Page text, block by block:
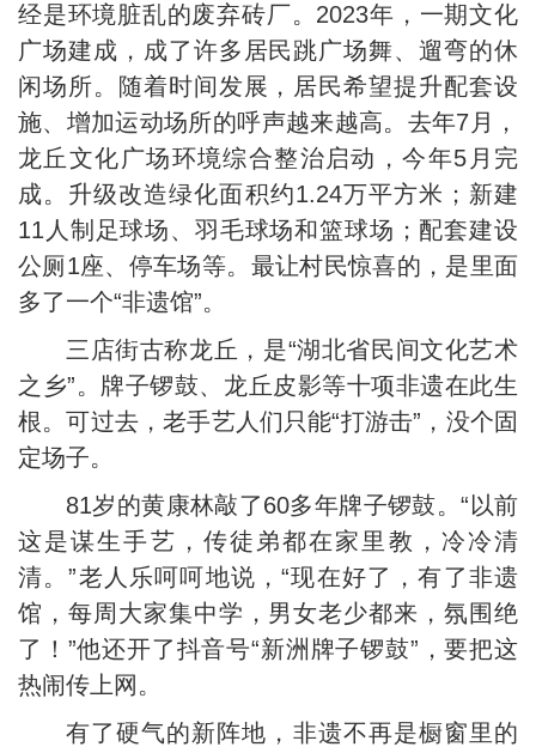
经是环境脏乱的废弃砖厂。2023年，一期文化
广场建成，成了许多居民跳广场舞、遛弯的休
闲场所。随着时间发展，居民希望提升配套设
施、增加运动场所的呼声越来越高。去年7月，
龙丘文化广场环境综合整治启动，今年5月完
成。升级改造绿化面积约1.24万平方米；新建
11人制足球场、羽毛球场和篮球场；配套建设
公厕1座、停车场等。最让村民惊喜的，是里面
多了一个“非遗馆”。
三店街古称龙丘，是“湖北省民间文化艺术
之乡”。牌子锣鼓、龙丘皮影等十项非遗在此生
根。可过去，老手艺人们只能“打游击”，没个固
定场子。
81岁的黄康林敲了60多年牌子锣鼓。“以前
这是谋生手艺，传徒弟都在家里教，冷冷清
清。”老人乐呵呵地说，“现在好了，有了非遗
馆，每周大家集中学，男女老少都来，氛围绝
了！”他还开了抖音号“新洲牌子锣鼓”，要把这
热闹传上网。
有了硬气的新阵地，非遗不再是橱窗里的